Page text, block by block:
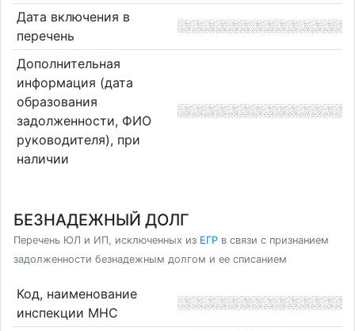
Дата включения в
перечень
Дополнительная
информация (дата
образования
задолженности, ФИО
руководителя), при
наличии
БЕЗНАДЕЖНЫЙ ДОЛГ
Перечень ЮЛ и ИП, исключенных из ЕГР в связи с признанием
задолженности безнадежным долгом и ее списанием
Код, наименование
инспекции МНС